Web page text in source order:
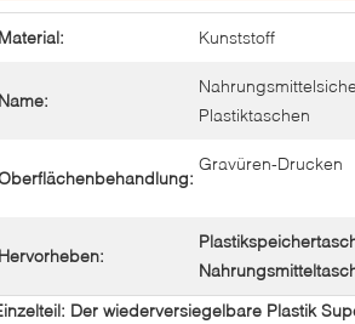
Kunststoff
Plastiktaschen
Gravüren-Drucken
Der wiederversiegelbare Plastik